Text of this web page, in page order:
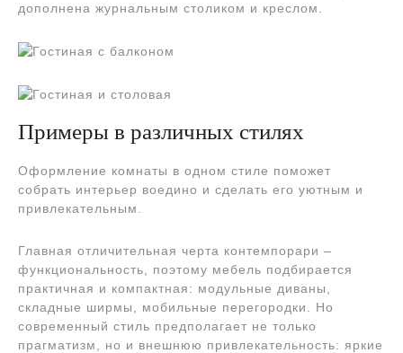
дополнена журнальным столиком и креслом.
Примеры в различных стилях
Оформление комнаты в одном стиле поможет
собрать интерьер воедино и сделать его уютным и
привлекательным.
Главная отличительная черта контемпорари –
функциональность, поэтому мебель подбирается
практичная и компактная: модульные диваны,
складные ширмы, мобильные перегородки. Но
современный стиль предполагает не только
прагматизм, но и внешнюю привлекательность: яркие